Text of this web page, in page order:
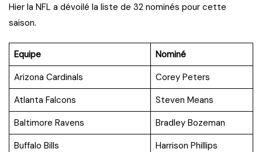
Hier la NFL a dévoilé la liste de 32 nominés pour cette
saison.
Equipe
Nominé
Arizona Cardinals
Corey Peters
Atlanta Falcons
Steven Means
Baltimore Ravens
Bradley Bozeman
Buffalo Bills
Harrison Phillips